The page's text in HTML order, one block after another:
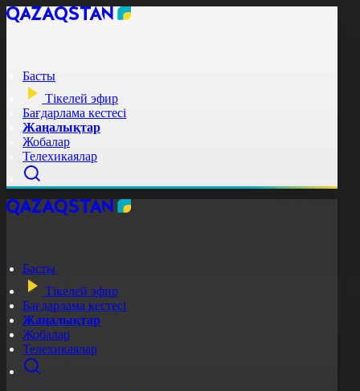
Басты
Тікелей эфир
Бағдарлама кестесі
Жаңалықтар
Жобалар
Телехикаялар
Басты
Тікелей эфир
Бағдарлама кестесі
Жаңалықтар
Жобалар
Телехикаялар